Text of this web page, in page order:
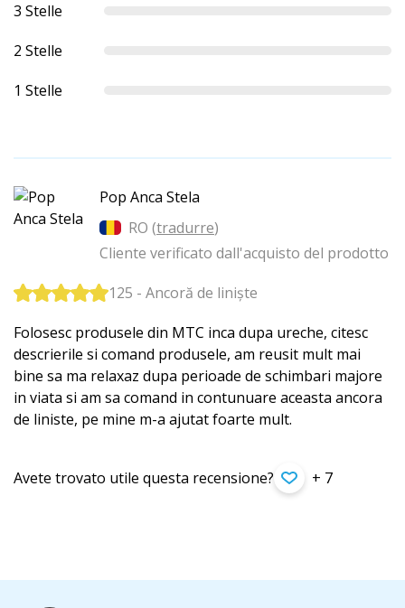
3 Stelle
2 Stelle
1 Stelle
Pop Anca Stela
RO (tradurre)
Cliente verificato dall'acquisto del prodotto
125 - Ancoră de liniște
Folosesc produsele din MTC inca dupa ureche, citesc
descrierile si comand produsele, am reusit mult mai
bine sa ma relaxaz dupa perioade de schimbari majore
in viata si am sa comand in contunuare aceasta ancora
de liniste, pe mine m-a ajutat foarte mult.
Avete trovato utile questa recensione? + 7